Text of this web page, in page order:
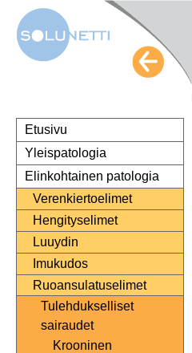
Etusivu
Yleispatologia
Elinkohtainen patologia
Verenkiertoelimet
Hengityselimet
Luuydin
Imukudos
Ruoansulatuselimet
Tulehdukselliset
sairaudet
Krooninen